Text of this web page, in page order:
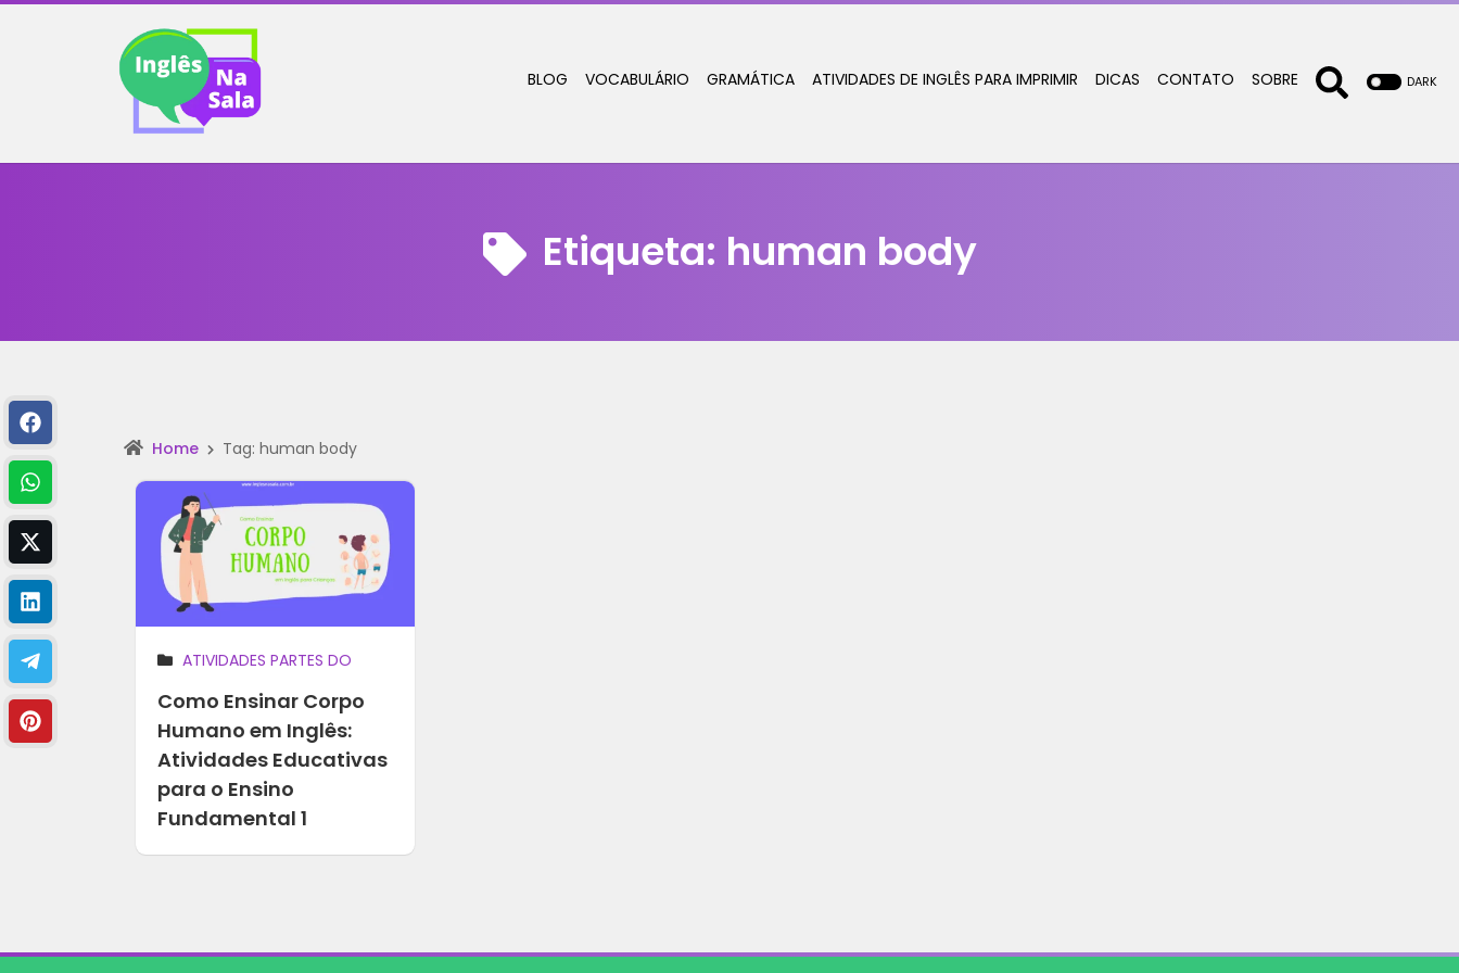
BLOG VOCABULÁRIO GRAMÁTICA ATIVIDADES DE INGLÊS PARA IMPRIMIR DICAS CONTATO SOBRE DARK
Etiqueta: human body
Home Tag: human body
ATIVIDADES PARTES DO
Como Ensinar Corpo
Humano em Inglês:
Atividades Educativas
para o Ensino
Fundamental 1